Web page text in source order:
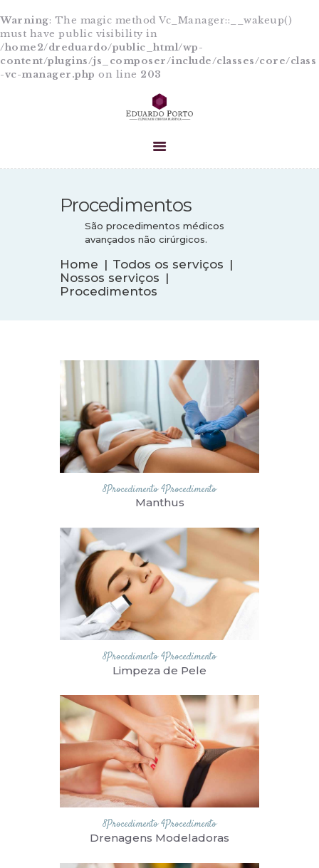
Warning: The magic method Vc_Manager::__wakeup()
must have public visibility in
/home2/dreduardo/public_html/wp-
content/plugins/js_composer/include/classes/core/class
-vc-manager.php on line 203
Procedimentos
São procedimentos médicos
avançados não cirúrgicos.
Home
Todos os serviços
Nossos serviços
Procedimentos
A CLÍNICA
PROCEDIMENTOS
8Procedimento 4Procedimento
Manthus
8Procedimento 4Procedimento
Limpeza de Pele
8Procedimento 4Procedimento
Drenagens Modeladoras